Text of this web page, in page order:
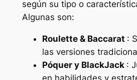
según su tipo o
Algunas son:
Roulette & Baccarat :
las versiones
Póquer y BlackJack :
en habilidades y